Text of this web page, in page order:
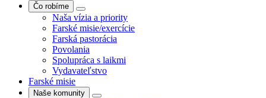
Čo robíme
Naša vízia a priority
Farské misie/exercície
Farská pastorácia
Povolania
Spolupráca s laikmi
Vydavateľstvo
Farské misie
Naše komunity